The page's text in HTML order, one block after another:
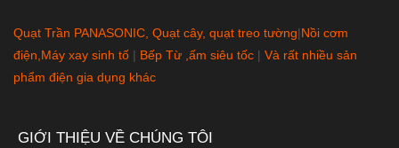
Quạt Trần PANASONIC, Quạt cây, quạt treo tường|Nồi cơm
điện,Máy xay sinh tố | Bếp Từ ,ấm siêu tốc | Và rất nhiều sản
phẩm điện gia dụng khác
GIỚI THIỆU VỀ CHÚNG TÔI